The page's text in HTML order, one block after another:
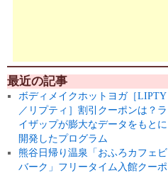
最近の記事
ボディメイクホットヨガ［LIPTY
／リプティ］割引クーポンは？ラ
イザップが膨大なデータをもとに
開発したプログラム
熊谷日帰り温泉「おふろカフェビ
バーク」フリータイム入館クーポ